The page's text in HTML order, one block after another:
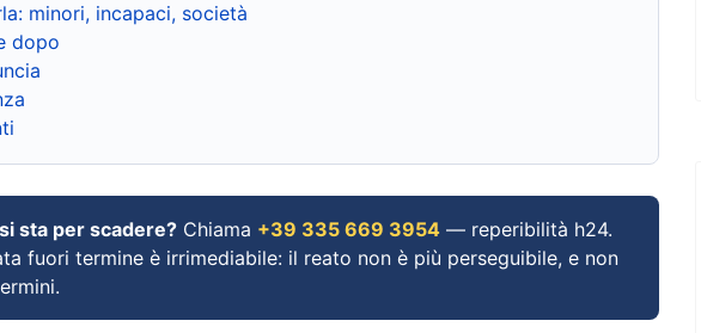
minori, incapaci, società
dopo
sta per scadere? Chiama +39 335 669 3954 — reperibilità h24.
fuori termine è irrimediabile: il reato non è più perseguibile, e non